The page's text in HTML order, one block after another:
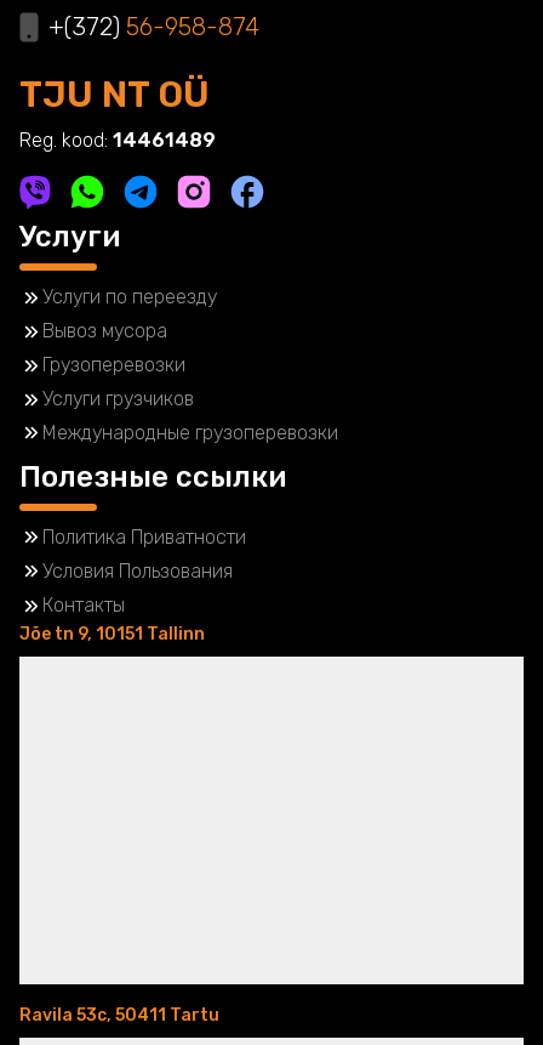
+(372) 56-958-874
TJU NT OÜ
Reg. kood: 14461489
Услуги
Услуги по переезду
Вывоз мусора
Грузоперевозки
Услуги грузчиков
Международные грузоперевозки
Полезные ссылки
Политика Приватности
Условия Пользования
Контакты
Jõe tn 9, 10151 Tallinn
Ravila 53c, 50411 Tartu